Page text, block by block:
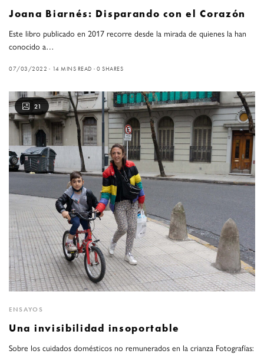
Joana Biarnés: Disparando con el Corazón
Este libro publicado en 2017 recorre desde la mirada de quienes la han
conocido a…
07/03/2022 14 MINS READ 0 SHARES
21
ENSAYOS
Una invisibilidad insoportable
Sobre los cuidados domésticos no remunerados en la crianza Fotografías: